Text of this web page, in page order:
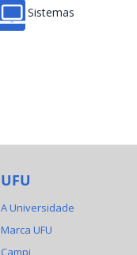
Sistemas
UFU
A Universidade
Marca UFU
Campi